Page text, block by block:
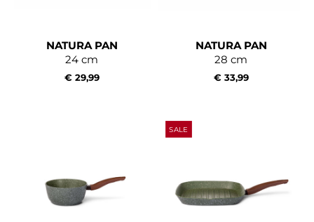
NATURA PAN
24 cm
€ 29,99
NATURA PAN
28 cm
€ 33,99
SALE